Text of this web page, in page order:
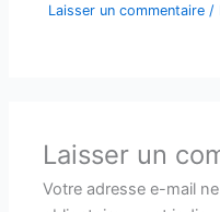
Laisser un commentaire /
Laisser un
Votre adresse e-mail